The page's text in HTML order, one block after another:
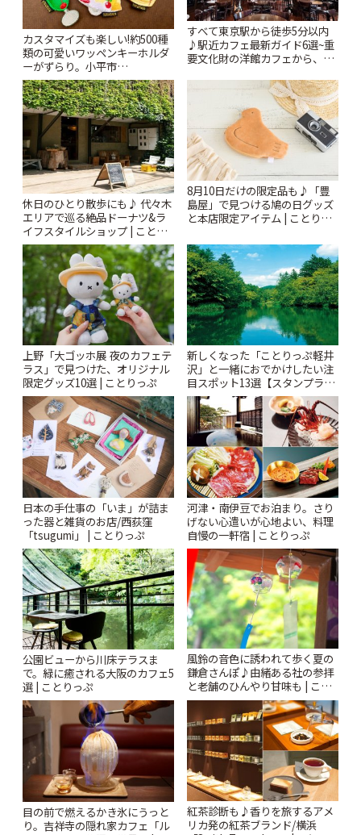
カスタマイズも楽しい!約500種
類の可愛いワッペンキーホルダ
ーがずらり。小平市
「Kimamaya T&K」 | ことりっ
ぷ
すべて東京駅から徒歩5分以内
♪駅近カフェ最新ガイド6選~重
要文化財の洋館カフェから、改
休日のひとり散歩にも♪ 代々木
エリアで巡る絶品ドーナツ&ラ
イフスタイルショップ | ことり
っぷ
8月10日だけの限定品も♪「豊
島屋」で見つける鳩の日グッズ
と本店限定アイテム | ことりっ
上野「大ゴッホ展 夜のカフェテ
ラス」で見つけた、オリジナル
限定グッズ10選 | ことりっぷ
新しくなった「ことりっぷ軽井
沢」と一緒におでかけしたい注
目スポット13選【スタンプラリ
ー開催中】 | ことりっぷ
日本の手仕事の「いま」が詰ま
った器と雑貨のお店/西荻窪
「tsugumi」 | ことりっぷ
河津・南伊豆でお泊まり。さり
げない心遣いが心地よい、料理
自慢の一軒宿 | ことりっぷ
公園ビューから川床テラスま
で。緑に癒される大阪のカフェ5
選 | ことりっぷ
風鈴の音色に誘われて歩く夏の
鎌倉さんぽ♪由緒ある社の参拝
と老舗のひんやり甘味も | こと
りっぷ
目の前で燃えるかき氷にうっと
り。吉祥寺の隠れ家カフェ「ル
紅茶診断も♪香りを旅するアメ
リカ発の紅茶ブランド/横浜